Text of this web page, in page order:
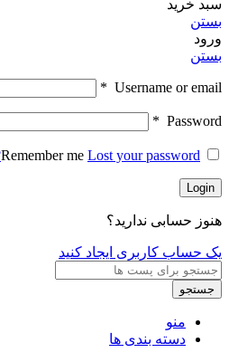
سبد خرید
بستن
ورود
بستن
Username or email
*
Password
*
Remember me Lost your password?
Login
هنوز حسابی ندارید؟
یک حساب کاربری ایجاد کنید
جستجو
منو
دسته بندی ها